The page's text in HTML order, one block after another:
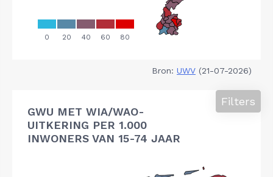
Bron: UWV (21-07-2026)
GWU MET WIA/WAO-
UITKERING PER 1.000
INWONERS VAN 15-74 JAAR
Filters